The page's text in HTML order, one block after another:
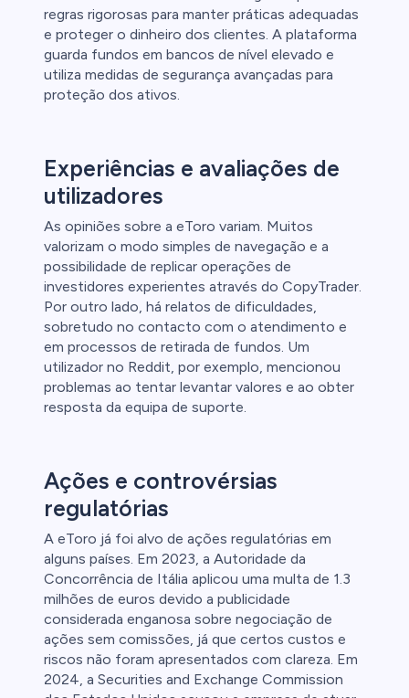
regras rigorosas para manter práticas adequadas
e proteger o dinheiro dos clientes. A plataforma
guarda fundos em bancos de nível elevado e
utiliza medidas de segurança avançadas para
proteção dos ativos.
Experiências e avaliações de
utilizadores
As opiniões sobre a eToro variam. Muitos
valorizam o modo simples de navegação e a
possibilidade de replicar operações de
investidores experientes através do CopyTrader.
Por outro lado, há relatos de dificuldades,
sobretudo no contacto com o atendimento e
em processos de retirada de fundos. Um
utilizador no Reddit, por exemplo, mencionou
problemas ao tentar levantar valores e ao obter
resposta da equipa de suporte.
Ações e controvérsias
regulatórias
A eToro já foi alvo de ações regulatórias em
alguns países. Em 2023, a Autoridade da
Concorrência de Itália aplicou uma multa de 1.3
milhões de euros devido a publicidade
considerada enganosa sobre negociação de
ações sem comissões, já que certos custos e
riscos não foram apresentados com clareza. Em
2024, a Securities and Exchange Commission
money.